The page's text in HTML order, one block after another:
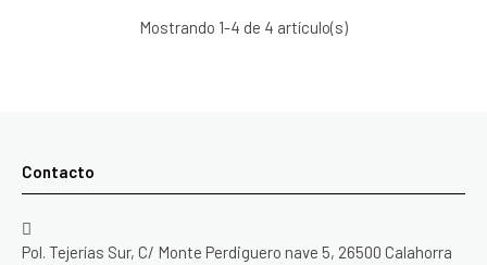
Mostrando 1-4 de 4 artículo(s)
Contacto
Pol. Tejerías Sur, C/ Monte Perdiguero nave 5, 26500 Calahorra